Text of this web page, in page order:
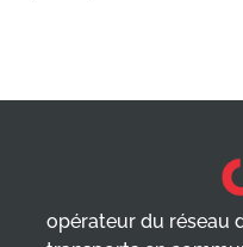
opérateur du réseau